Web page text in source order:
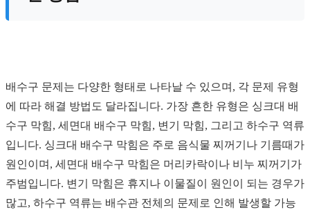
배수구 문제는 다양한 형태로 나타날 수 있으며, 각 문제 유형
에 따라 해결 방법도 달라집니다. 가장 흔한 유형은 싱크대 배
수구 막힘, 세면대 배수구 막힘, 변기 막힘, 그리고 하수구 역류
입니다. 싱크대 배수구 막힘은 주로 음식물 찌꺼기나 기름때가
원인이며, 세면대 배수구 막힘은 머리카락이나 비누 찌꺼기가
주범입니다. 변기 막힘은 휴지나 이물질이 원인이 되는 경우가
많고, 하수구 역류는 배수관 전체의 문제로 인해 발생할 가능